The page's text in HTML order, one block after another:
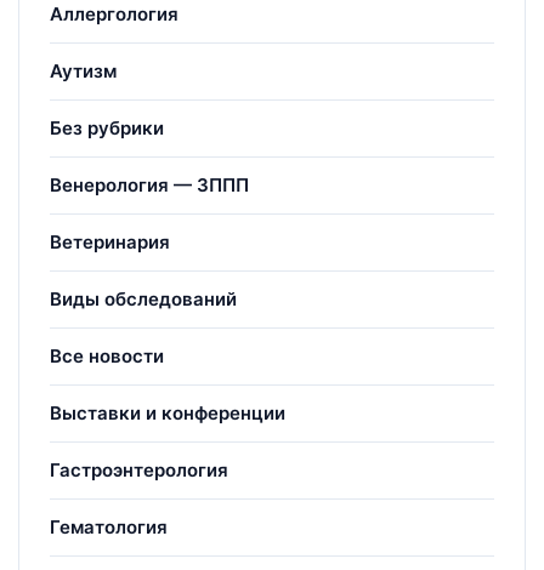
Аллергология
Аутизм
Без рубрики
Венерология — ЗППП
Ветеринария
Виды обследований
Все новости
Выставки и конференции
Гастроэнтерология
Гематология